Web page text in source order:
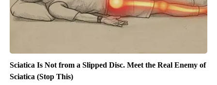
Sciatica Is Not from a Slipped Disc. Meet the Real Enemy of
Sciatica (Stop This)